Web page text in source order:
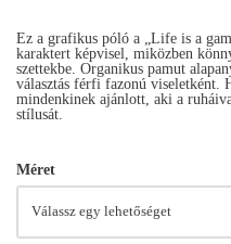
Ez a grafikus póló a „Life is a
karaktert képvisel, miközben
szettekbe. Organikus pamut
választás férfi fazonú viseletként.
mindenkinek ajánlott, aki a
stílusát.
Méret